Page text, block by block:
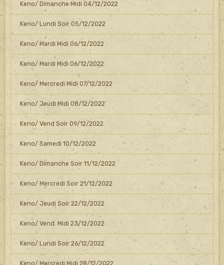
Keno/ Dimanche Midi 04/12/2022
Keno/ Lundi Soir 05/12/2022
Keno/ Mardi Midi 06/12/2022
Keno/ Mardi Midi 06/12/2022
Keno/ Mercredi Midi 07/12/2022
Keno/ Jeudi Midi 08/12/2022
Keno/ Vend Soir 09/12/2022
Keno/ Samedi 10/12/2022
Keno/ Dimanche Soir 11/12/2022
Keno/ Mercredi Soir 21/12/2022
Keno/ Jeudi Soir 22/12/2022
Keno/ Vend. Midi 23/12/2022
Keno/ Lundi Soir 26/12/2022